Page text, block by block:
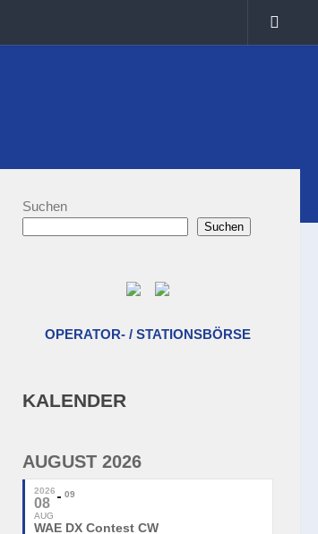
Suchen
Suchen
OPERATOR- / STATIONSBÖRSE
KALENDER
AUGUST 2026
2026
08
AUG
09
WAE DX Contest CW